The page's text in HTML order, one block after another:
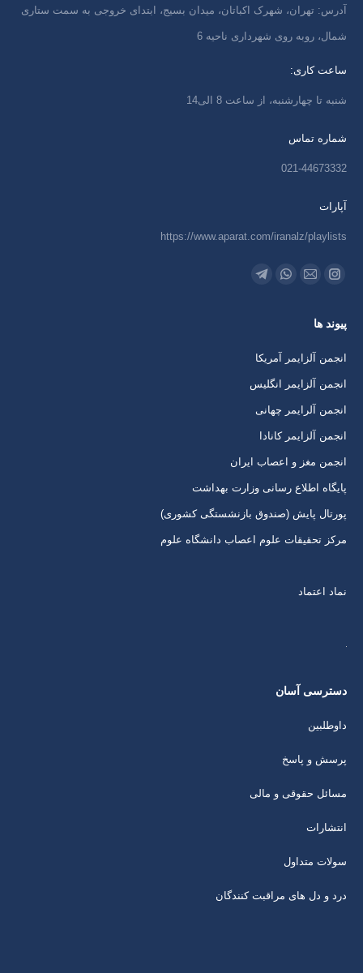
آدرس: تهران، شهرک اکباتان، میدان بسیج، ابتدای خروجی به سمت ستاری
شمال، روبه روی شهرداری ناحیه 6
ساعت کاری:
شنبه تا چهارشنبه، از ساعت 8 الی14
شماره تماس
021-44673332
آپارات
https://www.aparat.com/iranalz/playlists
ما را دنبال کنید در:
اینستاگرام
کردن
پنجره
جدید
ایمیل
در
پنجره
جدید
واتساپ
در
پنجره
جدید
پنجره
جدید
پیوند ها
انجمن آلزایمر آمریکا
انجمن آلزایمر انگلیس
انجمن آلرایمر چهانی
انجمن آلزایمر کانادا
انجمن مغز و اعصاب ایران
پایگاه اطلاع رسانی وزارت بهداشت
پورتال پایش (صندوق بازنشستگی کشوری)
مرکز تحقیقات علوم اعصاب دانشگاه علوم
نماد اعتماد
دسترسی آسان
داوطلبین
پرسش و پاسخ
مسائل حقوقی و مالی
انتشارات
سولات متداول
درد و دل های مراقبت کنندگان